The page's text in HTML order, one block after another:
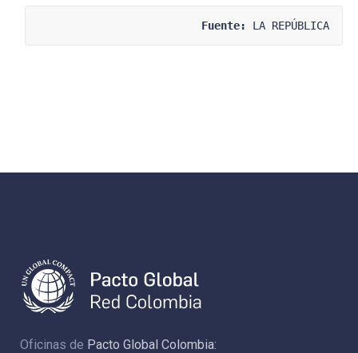
Fuente: LA REPÚBLICA
Oficinas de Pacto Global Colombia: